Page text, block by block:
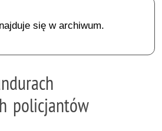
się w archiwum.
policjantów